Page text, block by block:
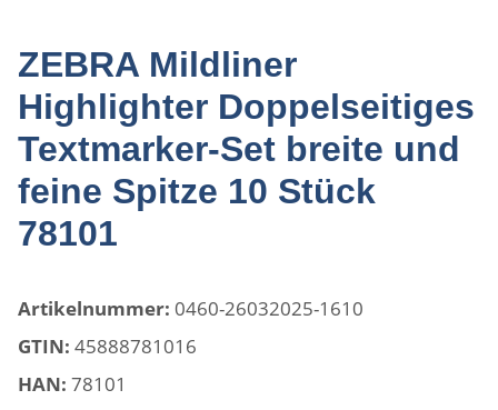
ZEBRA Mildliner
Highlighter Doppelseitiges
Textmarker-Set breite und
feine Spitze 10 Stück
78101
Artikelnummer: 0460-26032025-1610
GTIN: 45888781016
HAN: 78101